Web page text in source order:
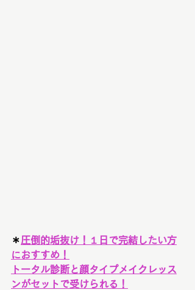
＊圧倒的垢抜け！１日で完結したい方
におすすめ！
トータル診断と顔タイプメイクレッス
ンがセットで受けられる！